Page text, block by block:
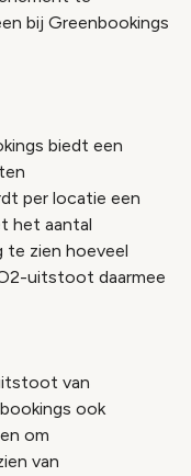
bij Greenbookings
biedt een
per locatie een
het aantal
te zien hoeveel
uitstoot daarmee
van
ook
om
van